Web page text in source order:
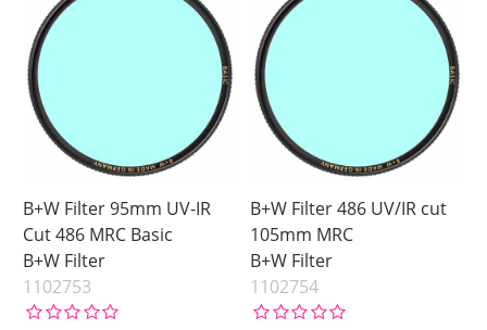
B+W Filter 95mm UV-IR
Cut 486 MRC Basic
B+W Filter
1102753
B+W Filter 486 UV/IR cut
105mm MRC
B+W Filter
1102754